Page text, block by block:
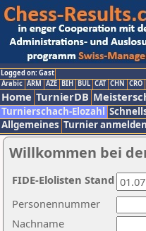
Logged on: Gast
Arabic ARM AZE BIH BUL CAT CHN CRO
Home TurnierDB
Turnierschach-Elozahl
Allgemeines Turnier
Willkommen bei
Nachname
Personennummer
FIDE-Elolisten Stand